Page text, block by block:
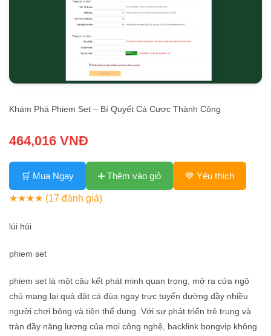
Khám Phá Phiem Set – Bí Quyết Cá Cược Thành Công
464,016 VNĐ
🛒 Mua Ngay ➕ Thêm vào giỏ 💙 Yêu thích
★★★★ (17 đánh giá)
lúi húi
phiem set
phiem set là một câu kết phát minh quan trọng, mở ra cửa ngõ
chủ mang lại quả đât cá đùa ngay trực tuyến đường đầy nhiều
người chơi bỏng và tiện thể dụng. Với sự phát triển trẻ trung và
tràn đầy năng lượng của mọi công nghệ, backlink bongvip không